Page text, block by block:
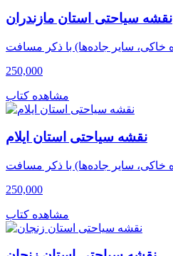
نقشه سیاحتی استان مازندران
250,000
مشاهده کتاب
نقشه سیاحتی استان ایلام
250,000
مشاهده کتاب